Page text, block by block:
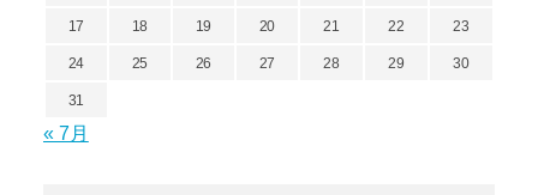
17 18 19 20 21 22 23
24 25 26 27 28 29 30
31
« 7月